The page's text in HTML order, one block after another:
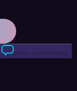
Skriv anmeldelse